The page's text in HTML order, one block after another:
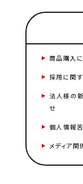
商品購入
採用に関
法人様の
せ
個人情報
メディア